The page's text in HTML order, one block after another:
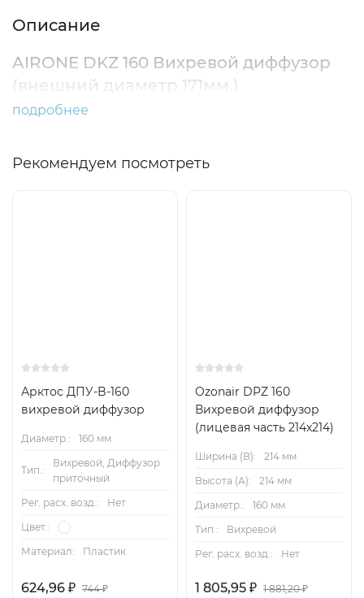
Описание
AIRONE DKZ 160 Вихревой диффузор
(внешний диаметр 171мм.)
подробнее
Рекомендуем посмотреть
Арктос ДПУ-B-160
вихревой диффузор
Диаметр.: 160 мм
Тип.:
Вихревой, Диффузор
приточный
Рег. расх. возд.:
Нет
Цвет.:
Материал: Пластик
624,96 ₽ 744₽
Ozonair DPZ 160
Вихревой диффузор
(лицевая часть 214x214)
Ширина (B):
214 мм
Высота (А):
214 мм
Диаметр.:
160 мм
Тип.:
Вихревой
Рег. расх. возд.:
Нет
1 805,95 ₽ 1 881,20₽